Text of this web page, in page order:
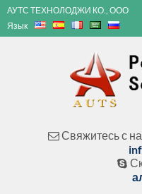
АУТС ТЕХНОЛОДЖИ КО., ООО
Язык
 Свяжитесь с
